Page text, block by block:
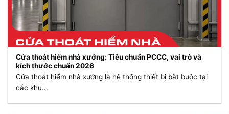
Cửa thoát hiểm nhà xưởng: Tiêu chuẩn PCCC, vai trò và
kích thước chuẩn 2026
Cửa thoát hiểm nhà xưởng là hệ thống thiết bị bắt buộc tại
các khu...